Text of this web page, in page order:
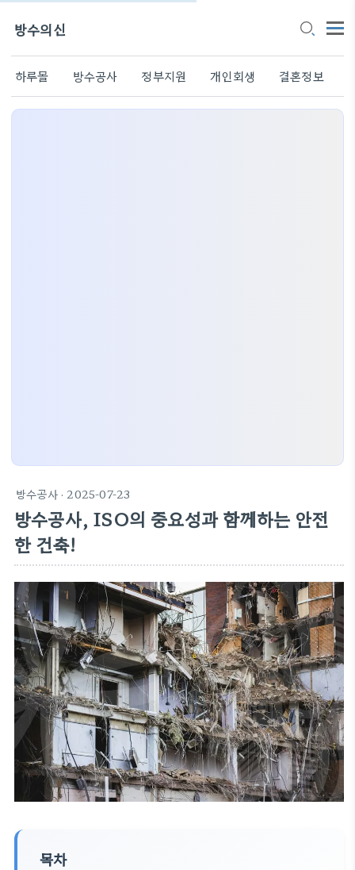
방수의신
하루몰 방수공사 정부지원 개인회생 결혼정보
방수공사· 2025-07-23
방수공사, ISO의 중요성과 함께하는 안전
한 건축!
목차